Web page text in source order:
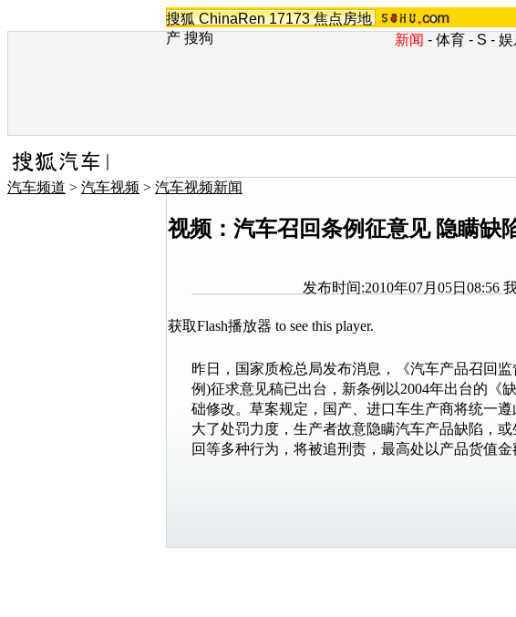
搜狐 ChinaRen 17173 焦点房地
产 搜狗 新闻 - 体育 - S - 娱
汽车频道 > 汽车视频 > 汽车视频新闻
视频：汽车召回条例征意见 隐瞒缺
发布时间:2010年07月05日08:56
获取Flash播放器 to see this player.
昨日，国家质检总局发布消息，《汽车产品召回 监
例)征求意见稿已出台，新条例以2004年出台的《
础修改。草案规定，国产、进口车生产商将统一
大了处罚力度，生产者故意隐瞒汽车产品缺陷，
回等多种行为，将被追刑责，最高处以产品货值金